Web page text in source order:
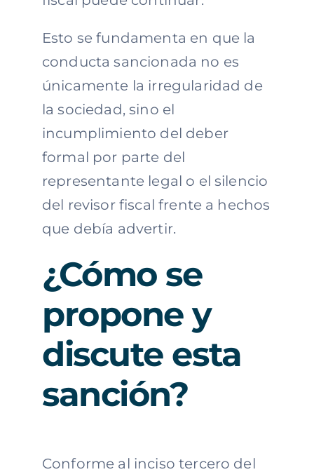
Esto se fundamenta en que la
conducta sancionada no es
únicamente la irregularidad de
la sociedad, sino el
incumplimiento del deber
formal por parte del
representante legal o el silencio
del revisor fiscal frente a hechos
que debía advertir.
¿Cómo se
propone y
discute esta
sanción?
Conforme al inciso tercero del